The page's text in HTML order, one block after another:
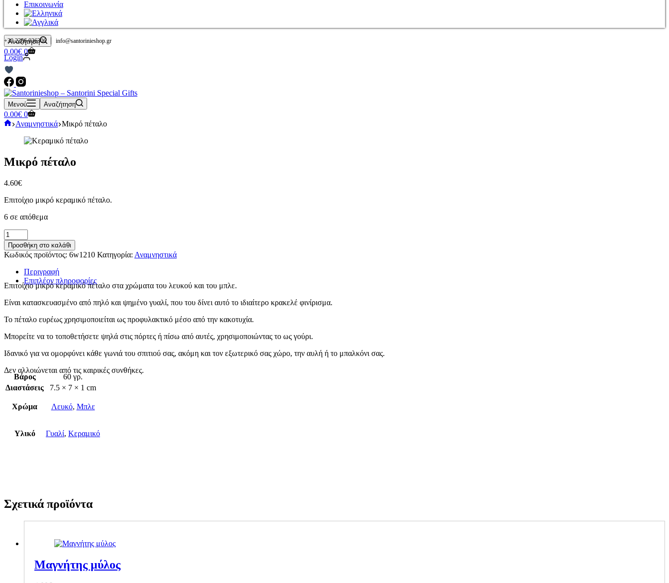
Επικοινωνία
Αναζήτηση
Καλάθι
Αγορών
0.00€ 0
+30 2286 036306| info@santorinieshop.gr
Login
Μενού Αναζήτηση
Καλάθι
Αγορών
0.00€ 0
Αρχική
Αναμνηστικά Μικρό πέταλο
Μικρό πέταλο
4.60€
Επιτοίχιο μικρό κεραμικό πέταλο.
6 σε απόθεμα
Μικρό
πέταλο
ποσότητα
Προσθήκη στο καλάθι
Κωδικός προϊόντος: 6w1210 Κατηγορία: Αναμνηστικά
Περιγραφή
Επιπλέον πληροφορίες
Eπιτοίχιο μικρό κεραμικό πέταλο στα χρώματα του λευκού και του μπλε.
Είναι κατασκευασμένο από πηλό και ψημένο γυαλί, που του δίνει αυτό το ιδιαίτερο κρακελέ φινίρισμα.
Το πέταλο ευρέως χρησιμοποιείται ως προφυλακτικό μέσο από την κακοτυχία.
Μπορείτε να το τοποθετήσετε ψηλά στις πόρτες ή πίσω από αυτές, χρησιμοποιώντας το ως γούρι.
Ιδανικό για να ομορφύνει κάθε γωνιά του σπιτιού σας, ακόμη και τον εξωτερικό σας χώρο, την αυλή ή το μπαλκόνι σας.
Δεν αλλοιώνεται από τις καιρικές συνθήκες.
Βάρος
60 γρ.
Διαστάσεις
7.5 × 7 × 1 cm
Χρώμα Λευκό, Μπλε
Υλικό Γυαλί, Κεραμικό
Σχετικά προϊόντα
Μαγνήτης μύλος